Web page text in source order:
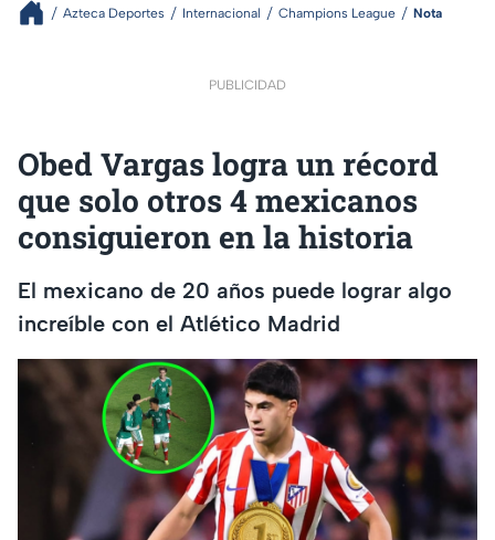
Azteca Deportes Internacional Champions League Nota
PUBLICIDAD
Obed Vargas logra un récord
que solo otros 4 mexicanos
consiguieron en la historia
El mexicano de 20 años puede lograr algo
increíble con el Atlético Madrid